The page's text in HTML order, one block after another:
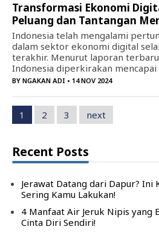
Transformasi Ekonomi
Peluang dan Tantangan
Indonesia telah mengalami
dalam sektor ekonomi digital
terakhir. Menurut laporan
Indonesia diperkirakan mencapai
BY NGAKAN ADI • 14 NOV 2024
1 2 3 next
Recent Posts
Jerawat Datang dari Dapur? Ini
Sering Kamu Lakukan!
4 Manfaat Air Jeruk Nipis yang
Cinta Diri Sendiri!